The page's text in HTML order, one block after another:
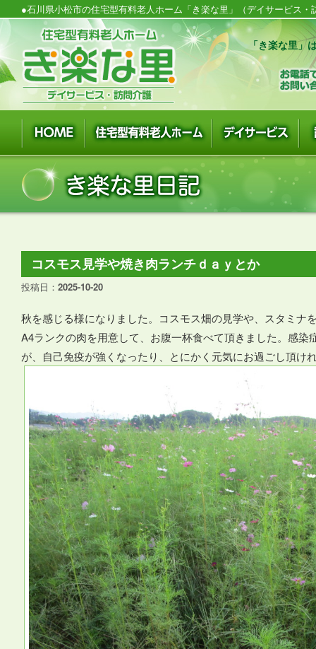
●石川県小松市の住宅型有料老人ホーム「き楽な里」（デイサービス
「き楽な里」
コスモス見学や焼き肉ランチｄａｙとか
投稿日： 2025-10-20
秋を感じる様になりました。コスモス畑の見学や、スタミナ
A4ランクの肉を用意して、お腹一杯食べて頂きました。感染
が、自己免疫が強くなったり、とにかく元気にお過ごし頂け